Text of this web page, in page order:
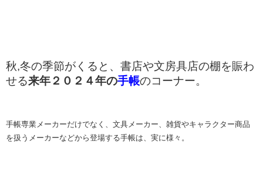
秋,冬の季節がくると、書店や文房具店の棚を賑わ
せる来年２０２４年の手帳のコーナー。
手帳専業メーカーだけでなく、文具メーカー、雑貨やキャラクター商品
を扱うメーカーなどから登場する手帳は、実に様々。